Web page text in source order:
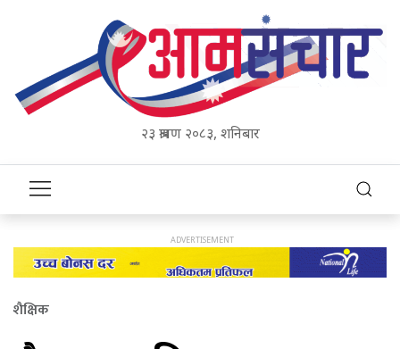
२३ श्रावण २०८३, शनिबार
शैक्षिक